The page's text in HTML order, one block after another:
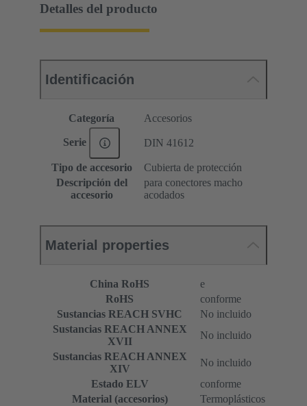
Detalles del producto
Identificación
Categoría Accesorios
Serie DIN 41612
Tipo de accesorio
Cubierta de protección
Descripción del
accesorio
para conectores macho
acodados
Material properties
China RoHS
e
RoHS
conforme
Sustancias REACH SVHC
No incluido
Sustancias REACH ANNEX
XVII
No incluido
Sustancias REACH ANNEX
XIV
No incluido
Estado ELV
conforme
Material (accesorios)
Termoplásticos